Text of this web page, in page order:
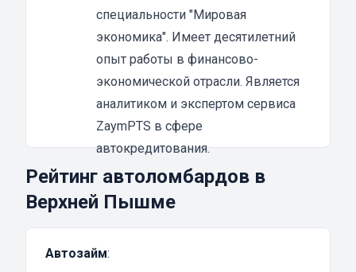
причине не погасит задолженность, то его
транспорт через некоторое время будет
Преимущества кредитования в
автоломбардах под залог ПТС в Верхней
Основной плюс займа под залог
электронного ПТС – это перспектива для
получателя кредита взять необходимую
сумму денежных средств с правом
случаях оформить такой займ можно даже
специальности "Мировая
экономика". Имеет десятилетний
опыт работы в финансово-
экономической отрасли. Является
аналитиком и экспертом сервиса
ZaymPTS в сфере
автокредитования.
Рейтинг автоломбардов в
Верхней Пышме
Автозайм: